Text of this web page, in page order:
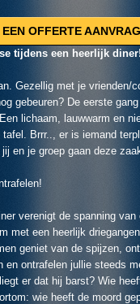
EEN OFFERTE
tijdens een heerlijk
Gezellig met je vrienden/
gebeuren? De eerste
lichaam, lauwwarm en
Brrr.., er is iemand
en je groep gaan deze
verenigt de spanning van
met een heerlijk
geniet van de spijzen,
en ontrafelen jullie steeds
er dat hij barst? Wie
wie heeft de moord